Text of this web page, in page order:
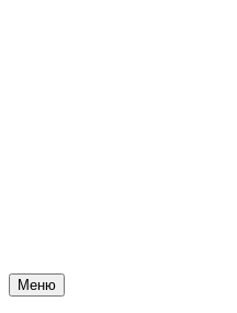
Меню